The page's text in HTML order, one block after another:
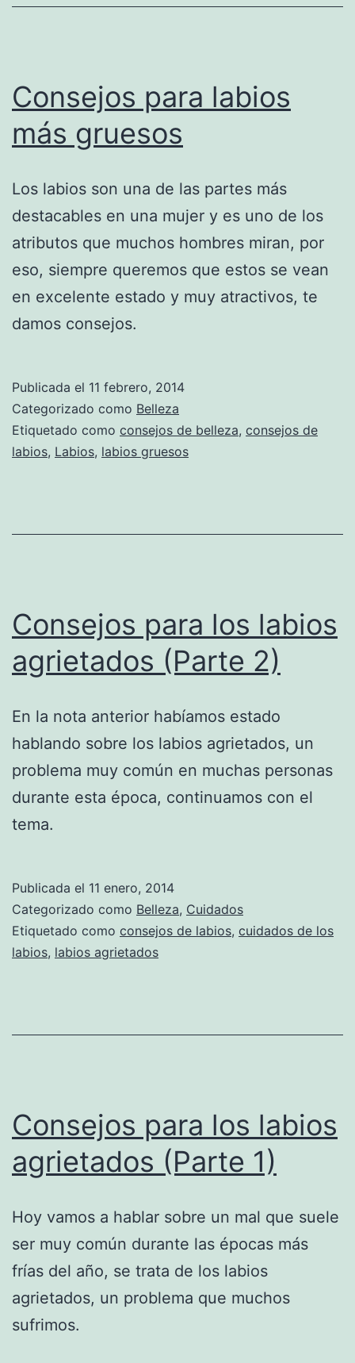
Consejos para labios
más gruesos
Los labios son una de las partes más
destacables en una mujer y es uno de los
atributos que muchos hombres miran, por
eso, siempre queremos que estos se vean
en excelente estado y muy atractivos, te
damos consejos.
Publicada el 11 febrero, 2014
Categorizado como Belleza
Etiquetado como consejos de belleza, consejos de
labios, Labios, labios gruesos
Consejos para los labios
agrietados (Parte 2)
En la nota anterior habíamos estado
hablando sobre los labios agrietados, un
problema muy común en muchas personas
durante esta época, continuamos con el
tema.
Publicada el 11 enero, 2014
Categorizado como Belleza, Cuidados
Etiquetado como consejos de labios, cuidados de los
labios, labios agrietados
Consejos para los labios
agrietados (Parte 1)
Hoy vamos a hablar sobre un mal que suele
ser muy común durante las épocas más
frías del año, se trata de los labios
agrietados, un problema que muchos
sufrimos.